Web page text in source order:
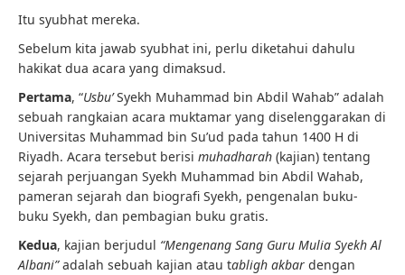
Itu syubhat mereka.
Sebelum kita jawab syubhat ini, perlu diketahui dahulu
hakikat dua acara yang dimaksud.
Pertama, “Usbu’Syekh Muhammad bin Abdil Wahab” adalah
sebuah rangkaian acara muktamar yang diselenggarakan di
Universitas Muhammad bin Su’ud pada tahun 1400 H di
Riyadh. Acara tersebut berisi muhadharah (kajian) tentang
sejarah perjuangan Syekh Muhammad bin Abdil Wahab,
pameran sejarah dan biografi Syekh, pengenalan buku-
buku Syekh, dan pembagian buku gratis.
Kedua, kajian berjudul “Mengenang Sang Guru Mulia Syekh Al
Albani”adalah sebuah kajian atau tabligh akbar dengan